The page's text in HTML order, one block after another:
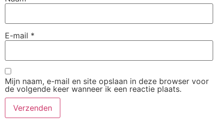
E-mail *
Mijn naam, e-mail en site opslaan in deze browser voor
de volgende keer wanneer ik een reactie plaats.